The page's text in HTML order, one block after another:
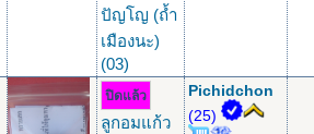
ปัญโญ (ถ้ำ
เมืองนะ)
(03)
ปิดแล้ว
ลูกอมแก้ว
Pichidchon
(25)